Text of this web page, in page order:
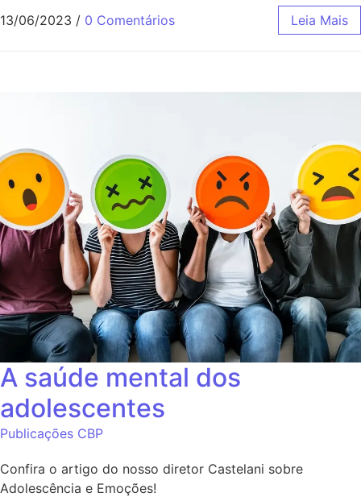
13/06/2023 / 0 Comentários Leia Mais
A saúde mental dos
adolescentes
Publicações CBP
Confira o artigo do nosso diretor Castelani sobre
Adolescência e Emoções!